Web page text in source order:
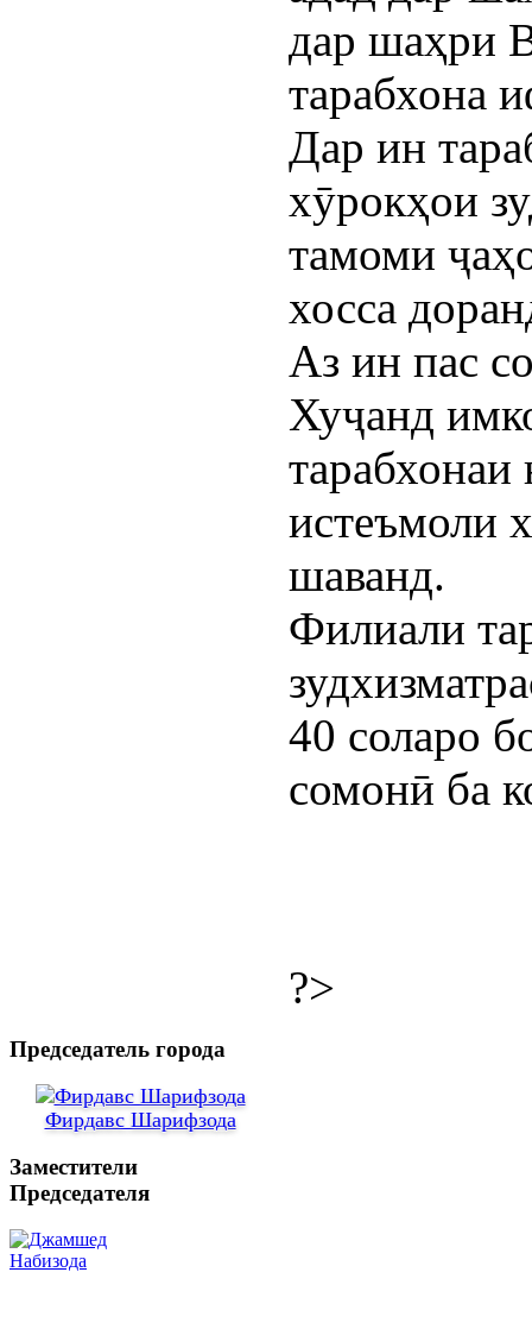
дар шаҳри
тарабхона
Дар ин
хӯрокҳои
тамоми
хосса
Аз ин пас
Хуҷанд
тарабхонаи
истеъмоли
шаванд.
Филиали
40 соларо
сомонӣ ба
?>
Председатель города
Фирдавс Шарифзода
Заместители
Председателя